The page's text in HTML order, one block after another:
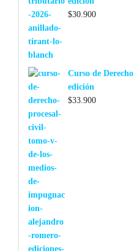
$30.900
Curso de
edición
$33.900